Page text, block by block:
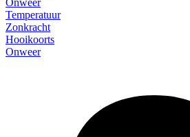
Onweer
Temperatuur
Zonkracht
Hooikoorts
Onweer